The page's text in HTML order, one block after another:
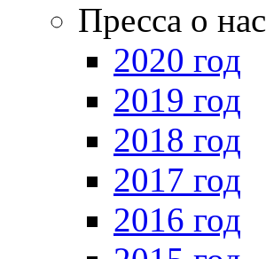
Пресса о нас
2020 год
2019 год
2018 год
2017 год
2016 год